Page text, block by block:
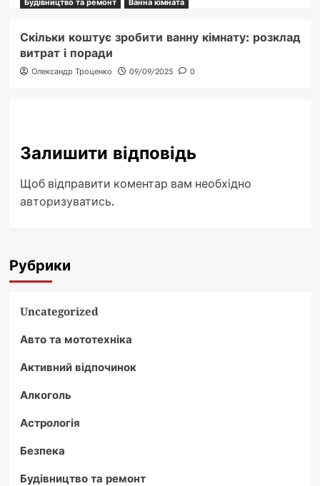
Скільки коштує зробити ванну кімнату: розклад
витрат і поради
Олександр Троценко 09/09/2025 0
Залишити відповідь
Щоб відправити коментар вам необхідно
авторизуватись.
Рубрики
Uncategorized
Авто та мототехніка
Активний відпочинок
Алкоголь
Астрологія
Безпека
Будівництво та ремонт